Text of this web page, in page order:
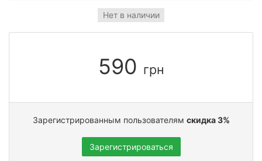
Нет в наличии
590 грн
Зарегистрированным пользователям скидка 3%
Зарегистрироваться